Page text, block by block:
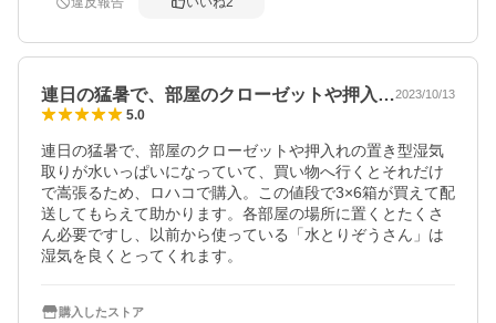
連日の猛暑で、部屋のクローゼットや押入…2023/10/13
5.0
連日の猛暑で、部屋のクローゼットや押入れの置き型湿気
取りが水いっぱいになっていて、買い物へ行くとそれだけ
で嵩張るため、ロハコで購入。この値段で3×6箱が買えて配
送してもらえて助かります。各部屋の場所に置くとたくさ
ん必要ですし、以前から使っている「水とりぞうさん」は
湿気を良くとってくれます。
購入したストア